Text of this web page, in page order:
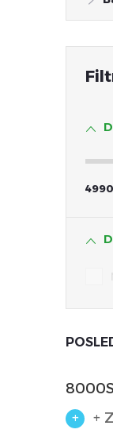
4990
+